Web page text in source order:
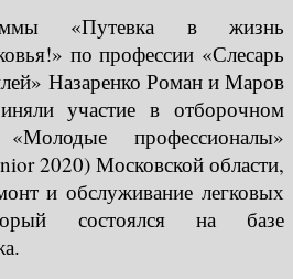
«Путевка в жизнь
по профессии «Слесарь
Назаренко Роман и Маров
участие в отборочном
профессионалы»
2020) Московской области,
и обслуживание легковых
состоялся на базе